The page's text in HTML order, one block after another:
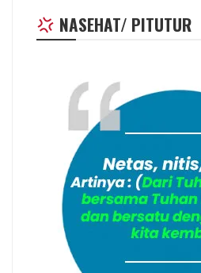
NASEHAT/ PITUTUR